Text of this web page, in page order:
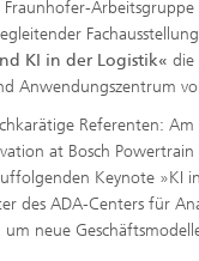
Arbeitsgruppe
KI in der Logistik« die
Anwendungszentrum
Referenten:
at Bosch
Keynote »KI
des ADA-Centers für
neue